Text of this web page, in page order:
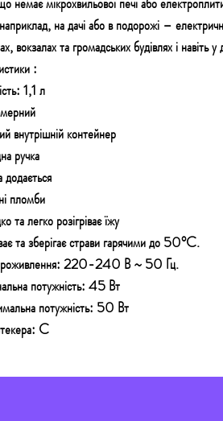
на дачі або в подорожі –
вокзалах та громадських будівлях і навіть
:
1,1 л
внутрішній контейнер
ручка
пломби
та легко розігріває їжу
та зберігає страви гарячими до 50°C.
220-240 В ~ 50 Гц.
потужність: 45 Вт
потужність: 50 Вт
C